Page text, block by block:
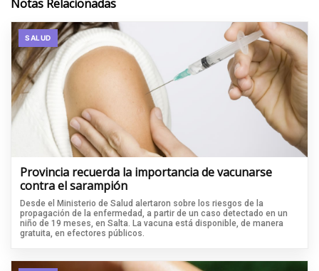
Notas Relacionadas
SALUD
Provincia recuerda la importancia de vacunarse
contra el sarampión
Desde el Ministerio de Salud alertaron sobre los riesgos de la
propagación de la enfermedad, a partir de un caso detectado en un
niño de 19 meses, en Salta. La vacuna está disponible, de manera
gratuita, en efectores públicos.